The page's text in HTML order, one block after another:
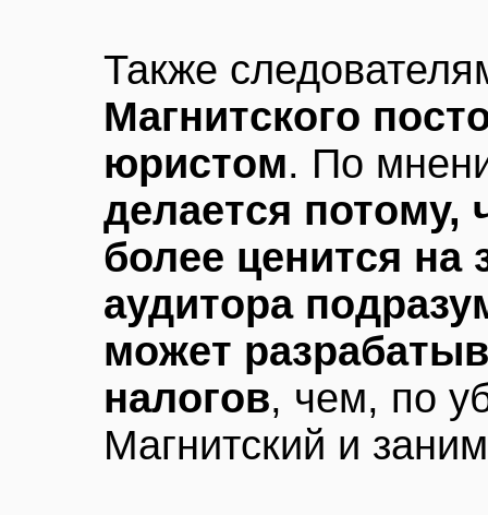
Также
Магнитского
юристом. По
делается потому,
более ценится на
аудитора
может
налогов, чем, по
Магнитский и